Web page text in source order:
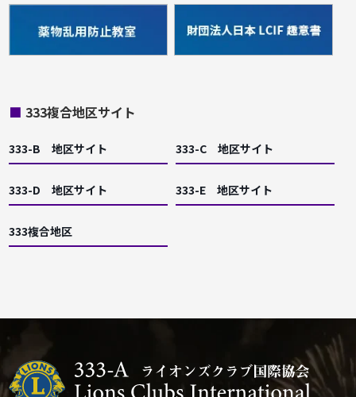
■ 333複合地区サイト
333-B 地区サイト 333-C 地区サイト
333-D 地区サイト 333-E 地区サイト
333複合地区